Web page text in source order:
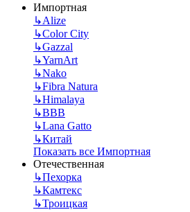
Импортная
↳Alize
↳Color City
↳Gazzal
↳YarnArt
↳Nako
↳Fibra Natura
↳Himalaya
↳BBB
↳Lana Gatto
↳Китай
Показать все Импортная
Отечественная
↳Пехорка
↳Камтекс
↳Троицкая